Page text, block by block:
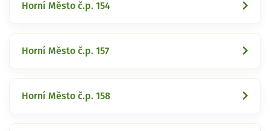
Horní Město č.p. 154
Horní Město č.p. 157
Horní Město č.p. 158